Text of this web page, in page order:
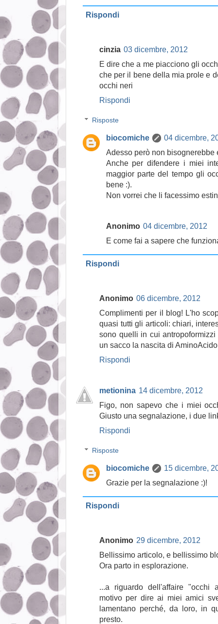
Rispondi
cinzia 03 dicembre, 2012
E dire che a me piacciono gli
che per il bene della mia prole e
occhi neri
Rispondi
Risposte
biocomiche
04 dicembre,
Adesso però non bisognerebbe
Anche per difendere i miei
maggior parte del tempo gli
bene :).
Non vorrei che li facessimo
Anonimo 04 dicembre, 2012
E come fai a sapere che
Rispondi
Anonimo 06 dicembre, 2012
Complimenti per il blog! L'ho
quasi tutti gli articoli: chiari,
sono quelli in cui
un sacco la nascita di
Rispondi
metionina 14 dicembre, 2012
Figo, non sapevo che i miei
Giusto una segnalazione, i due
Rispondi
Risposte
biocomiche
15 dicembre,
Grazie per la segnalazione :)!
Rispondi
Anonimo 29 dicembre, 2012
Bellissimo articolo, e bellissimo
Ora parto in esplorazione.
...a riguardo dell'affaire "occhi
motivo per dire ai miei amici
lamentano perché, da loro, in
presto.